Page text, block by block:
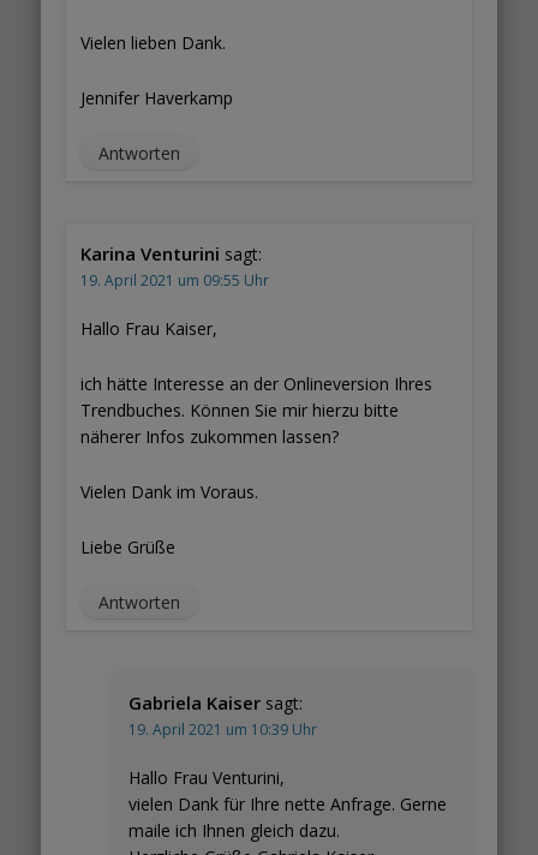
Vielen lieben Dank.
Jennifer Haverkamp
Antworten
Karina Venturini sagt:
19. April 2021 um 09:55 Uhr
Hallo Frau Kaiser,
ich hätte Interesse an der Onlineversion Ihres
Trendbuches. Können Sie mir hierzu bitte
näherer Infos zukommen lassen?
Vielen Dank im Voraus.
Liebe Grüße
Antworten
Gabriela Kaiser sagt:
19. April 2021 um 10:39 Uhr
Hallo Frau Venturini,
vielen Dank für Ihre nette Anfrage. Gerne
maile ich Ihnen gleich dazu.